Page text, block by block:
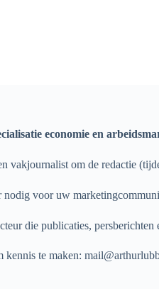
economie en
vakjournalist om de redactie
nodig voor uw
die publicaties,
kennis te maken: